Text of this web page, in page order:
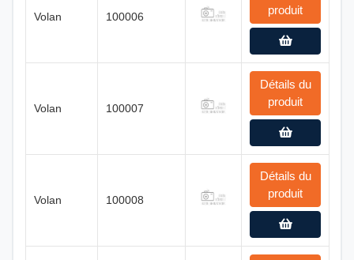
Volan 100006
produit
Volan 100007
Détails du
produit
Volan 100008
Détails du
produit